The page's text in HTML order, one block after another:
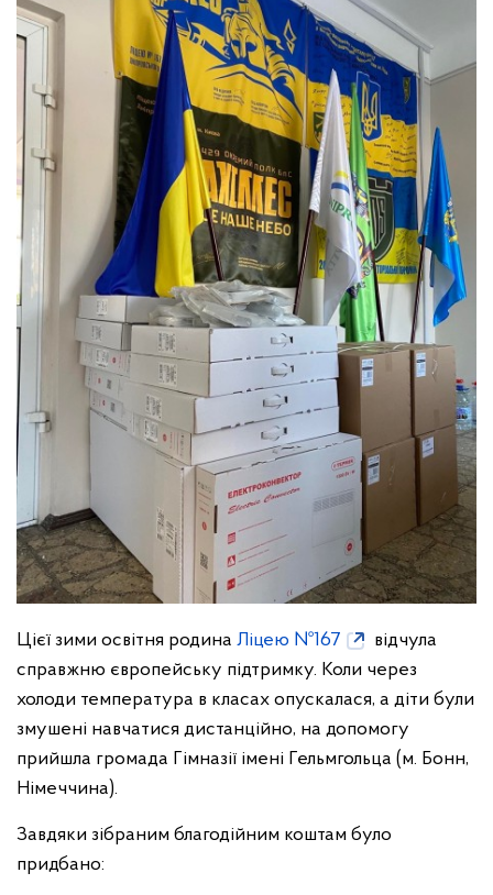
Цієї зими освітня родина Ліцею №167
відчула
справжню європейську підтримку. Коли через
холоди температура в класах опускалася, а діти були
змушені навчатися дистанційно, на допомогу
прийшла громада Гімназії імені Гельмгольца (м. Бонн,
Німеччина).
Завдяки зібраним благодійним коштам було
придбано: